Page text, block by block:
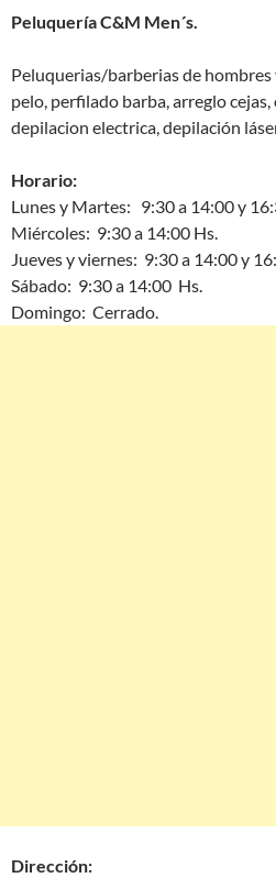
Peluquería C&M Men´s.
Peluquerias/barberias de
pelo, perfilado barba, arreglo
depilacion electrica, depilación
Horario:
Lunes y Martes: 9:30 a 14:00 y
Miércoles: 9:30 a 14:00 Hs.
Jueves y viernes: 9:30 a 14:00 y
Sábado: 9:30 a 14:00 Hs.
Domingo: Cerrado.
Dirección: